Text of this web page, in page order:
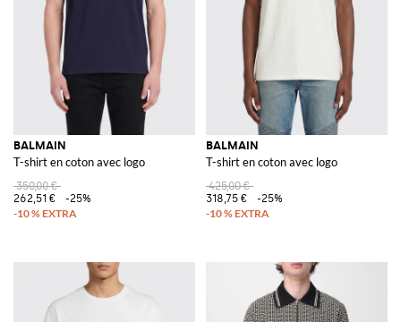
BALMAIN
T-shirt en coton avec logo
350,00 €
262,51 €
-25%
BALMAIN
T-shirt en coton avec logo
425,00 €
318,75 €
-25%